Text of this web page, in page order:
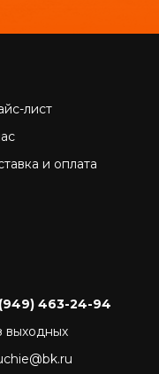
лист
и оплата
463-24-94
выходных